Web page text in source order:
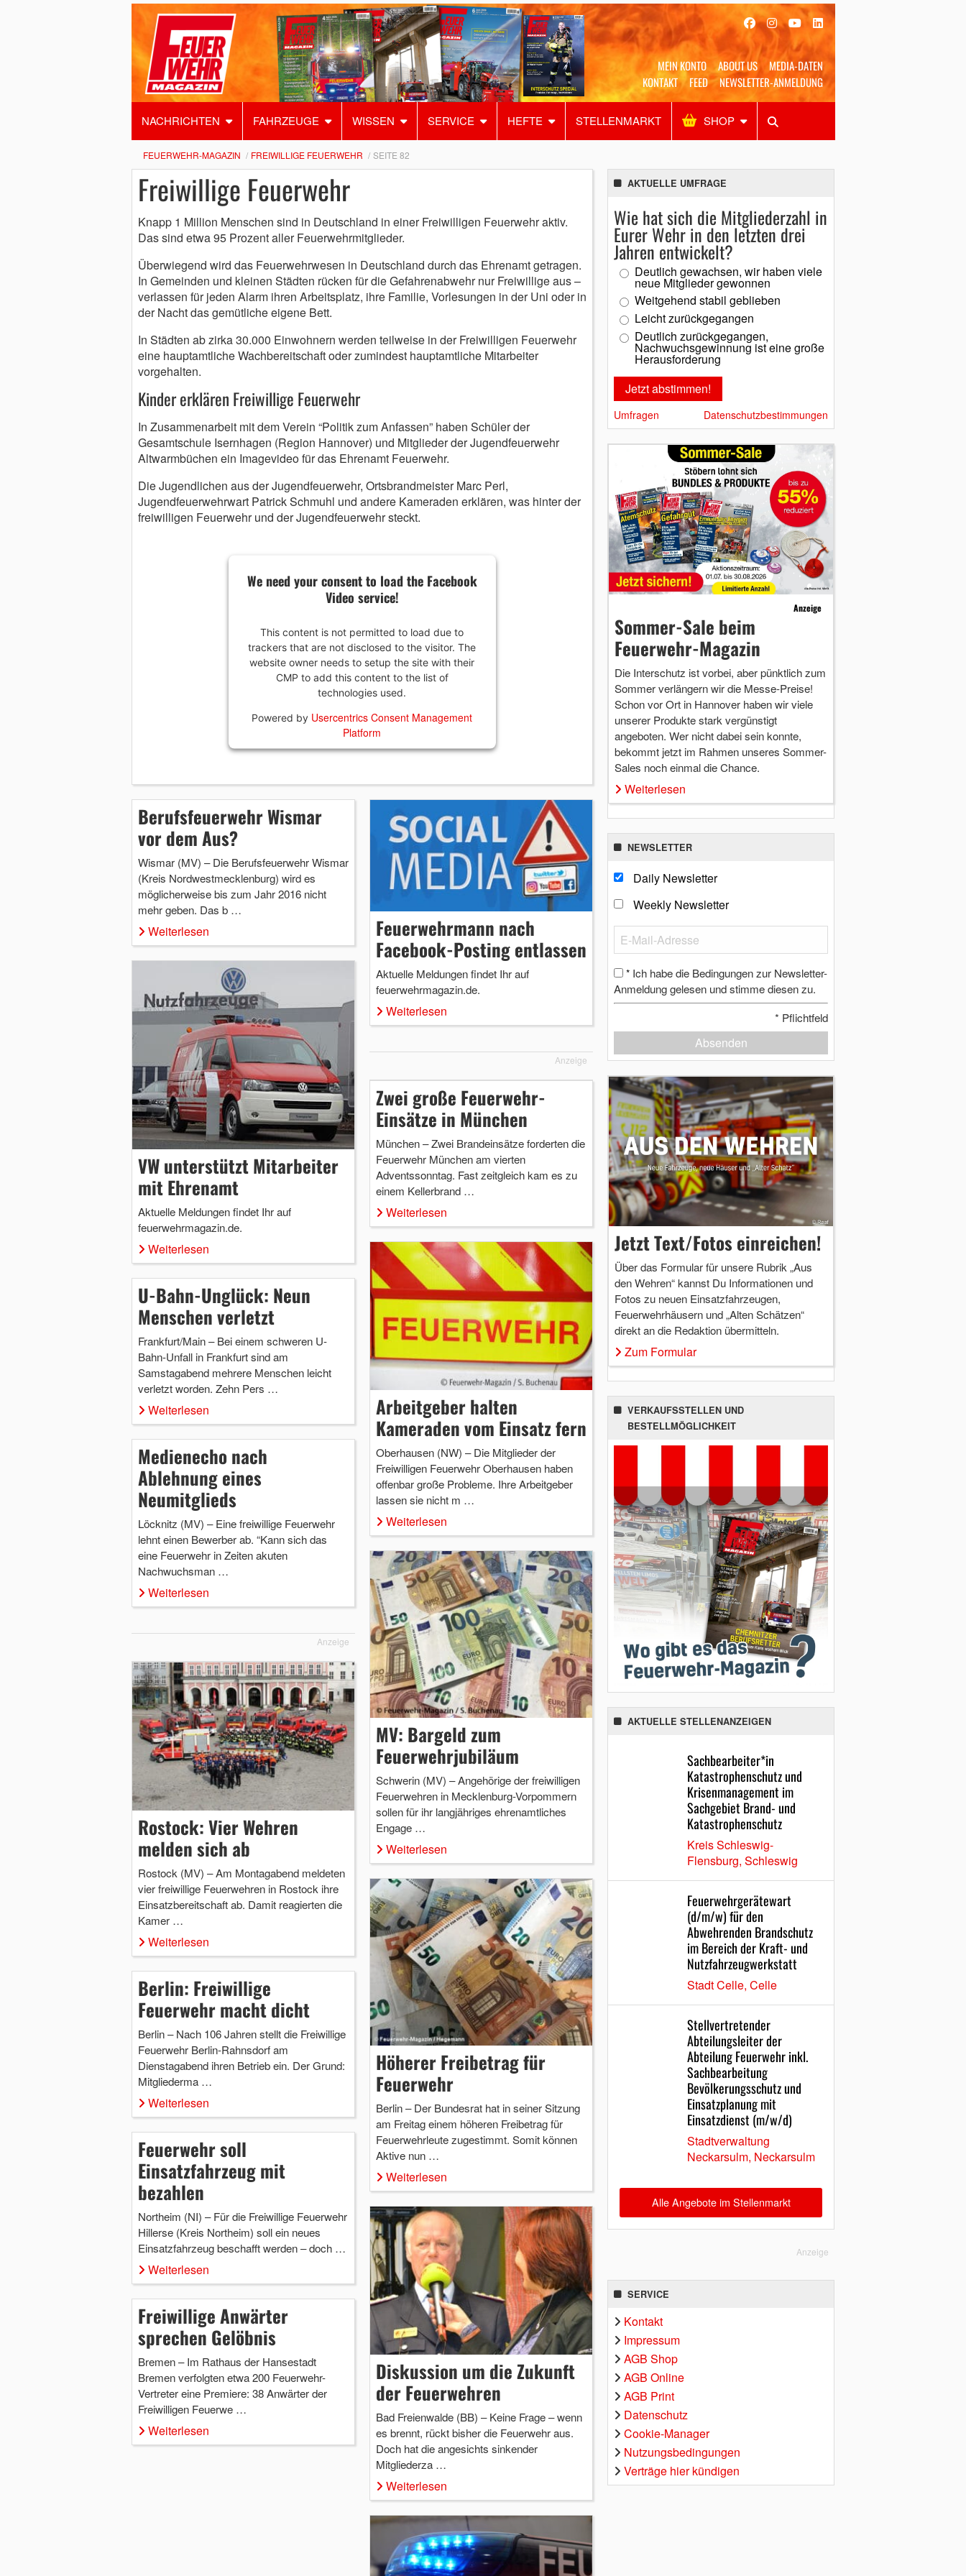
MEIN KONTO ABOUT US
MEDIA-DATEN
KONTAKT
FEED NEWSLETTER-ANMELDUNG
NACHRICHTEN FAHRZEUGE WISSEN SERVICE HEFTE STELLENMARKT SHOP
Alles Shop SUCHEN
FEUERWEHR-MAGAZIN FREIWILLIGE FEUERWEHR SEITE 82
Freiwillige Feuerwehr
Knapp 1 Million Menschen sind in Deutschland in einer Freiwilligen Feuerwehr aktiv.
Das sind etwa 95 Prozent aller Feuerwehrmitglieder.
Überwiegend wird das Feuerwehrwesen in Deutschland durch das Ehrenamt getragen.
In Gemeinden und kleinen Städten rücken für die Gefahrenabwehr nur Freiwillige aus –
verlassen für jeden Alarm ihren Arbeitsplatz, ihre Familie, Vorlesungen in der Uni oder in
der Nacht das gemütliche eigene Bett.
In Städten ab zirka 30.000 Einwohnern werden teilweise in der Freiwilligen Feuerwehr
eine hauptamtliche Wachbereitschaft oder zumindest hauptamtliche Mitarbeiter
vorgehalten.
Kinder erklären Freiwillige Feuerwehr
In Zusammenarbeit mit dem Verein “Politik zum Anfassen” haben Schüler der
Gesamtschule Isernhagen (Region Hannover) und Mitglieder der Jugendfeuerwehr
Altwarmbüchen ein Imagevideo für das Ehrenamt Feuerwehr.
Die Jugendlichen aus der Jugendfeuerwehr, Ortsbrandmeister Marc Perl,
Jugendfeuerwehrwart Patrick Schmuhl und andere Kameraden erklären, was hinter der
freiwilligen Feuerwehr und der Jugendfeuerwehr steckt.
We need your consent to load the Facebook
Video service!
This content is not permitted to load due to
trackers that are not disclosed to the visitor. The
website owner needs to setup the site with their
CMP to add this content to the list of
technologies used.
Powered by Usercentrics Consent Management
Platform
Berufsfeuerwehr Wismar
vor dem Aus?
Wismar (MV) – Die Berufsfeuerwehr Wismar
(Kreis Nordwestmecklenburg) wird es
möglicherweise bis zum Jahr 2016 nicht
mehr geben. Das b …
Weiterlesen
Feuerwehrmann nach
Facebook-Posting entlassen
Aktuelle Meldungen findet Ihr auf
feuerwehrmagazin.de.
Weiterlesen
VW unterstützt Mitarbeiter
mit Ehrenamt
Aktuelle Meldungen findet Ihr auf
feuerwehrmagazin.de.
Weiterlesen
Anzeige
U-Bahn-Unglück: Neun
Menschen verletzt
Frankfurt/Main – Bei einem schweren U-
Bahn-Unfall in Frankfurt sind am
Samstagabend mehrere Menschen leicht
verletzt worden. Zehn Pers …
Weiterlesen
Zwei große Feuerwehr-
Einsätze in München
München – Zwei Brandeinsätze forderten die
Feuerwehr München am vierten
Adventssonntag. Fast zeitgleich kam es zu
einem Kellerbrand …
Weiterlesen
Medienecho nach
Ablehnung eines
Neumitglieds
Löcknitz (MV) – Eine freiwillige Feuerwehr
lehnt einen Bewerber ab. “Kann sich das
eine Feuerwehr in Zeiten akuten
Nachwuchsman …
Weiterlesen
Arbeitgeber halten
Kameraden vom Einsatz fern
Oberhausen (NW) – Die Mitglieder der
Freiwilligen Feuerwehr Oberhausen haben
offenbar große Probleme. Ihre Arbeitgeber
lassen sie nicht m …
Weiterlesen
Anzeige
MV: Bargeld zum
Feuerwehrjubiläum
Schwerin (MV) – Angehörige der freiwilligen
Feuerwehren in Mecklenburg-Vorpommern
sollen für ihr langjähriges ehrenamtliches
Engage …
Weiterlesen
Rostock: Vier Wehren
melden sich ab
Rostock (MV) – Am Montagabend meldeten
vier freiwillige Feuerwehren in Rostock ihre
Einsatzbereitschaft ab. Damit reagierten die
Kamer …
Weiterlesen
Höherer Freibetrag für
Feuerwehr
Berlin – Der Bundesrat hat in seiner Sitzung
am Freitag einem höheren Freibetrag für
Feuerwehrleute zugestimmt. Somit können
Aktive nun …
Weiterlesen
Berlin: Freiwillige
Feuerwehr macht dicht
Berlin – Nach 106 Jahren stellt die Freiwillige
Feuerwehr Berlin-Rahnsdorf am
Dienstagabend ihren Betrieb ein. Der Grund:
Mitgliederma …
Weiterlesen
Diskussion um die Zukunft
der Feuerwehren
Bad Freienwalde (BB) – Keine Frage – wenn
es brennt, rückt bisher die Feuerwehr aus.
Doch hat die angesichts sinkender
Mitgliederza …
Weiterlesen
Feuerwehr soll
Einsatzfahrzeug mit
bezahlen
Northeim (NI) – Für die Freiwillige Feuerwehr
Hillerse (Kreis Northeim) soll ein neues
Einsatzfahrzeug beschafft werden – doch …
Weiterlesen
Freiwillige Anwärter
sprechen Gelöbnis
Bremen – Im Rathaus der Hansestadt
Bremen verfolgten etwa 200 Feuerwehr-
Vertreter eine Premiere: 38 Anwärter der
Freiwilligen Feuerwe …
Weiterlesen
AKTUELLE UMFRAGE
Wie hat sich die Mitgliederzahl in
Eurer Wehr in den letzten drei
Jahren entwickelt?
Deutlich gewachsen, wir haben viele
neue Mitglieder gewonnen
Weitgehend stabil geblieben
Leicht zurückgegangen
Deutlich zurückgegangen,
Nachwuchsgewinnung ist eine große
Herausforderung
Umfragen Datenschutzbestimmungen
Anzeige
Sommer-Sale beim
Feuerwehr-Magazin
Die Interschutz ist vorbei, aber pünktlich zum
Sommer verlängern wir die Messe-Preise!
Schon vor Ort in Hannover haben wir viele
unserer Produkte stark vergünstigt
angeboten. Wer nicht dabei sein konnte,
bekommt jetzt im Rahmen unseres Sommer-
Sales noch einmal die Chance.
Weiterlesen
NEWSLETTER
Daily Newsletter
Weekly Newsletter
* Ich habe die Bedingungen zur Newsletter-
Anmeldung gelesen und stimme diesen zu.
* Pflichtfeld
Absenden
Jetzt Text/Fotos einreichen!
Über das Formular für unsere Rubrik „Aus
den Wehren“ kannst Du Informationen und
Fotos zu neuen Einsatzfahrzeugen,
Feuerwehrhäusern und „Alten Schätzen“
direkt an die Redaktion übermitteln.
Zum Formular
VERKAUFSSTELLEN UND
BESTELLMÖGLICHKEIT
AKTUELLE STELLENANZEIGEN
Sachbearbeiter*in
Katastrophenschutz und
Krisenmanagement im
Sachgebiet Brand- und
Katastrophenschutz
Kreis Schleswig-
Flensburg, Schleswig
Feuerwehrgerätewart
(d/m/w) für den
Abwehrenden Brandschutz
im Bereich der Kraft- und
Nutzfahrzeugwerkstatt
Stadt Celle, Celle
Stellvertretender
Abteilungsleiter der
Abteilung Feuerwehr inkl.
Sachbearbeitung
Bevölkerungsschutz und
Einsatzplanung mit
Einsatzdienst (m/w/d)
Stadtverwaltung
Neckarsulm, Neckarsulm
Alle Angebote im Stellenmarkt
Anzeige
SERVICE
Kontakt
Impressum
AGB Shop
AGB Online
AGB Print
Datenschutz
Cookie-Manager
Nutzungsbedingungen
Verträge hier kündigen